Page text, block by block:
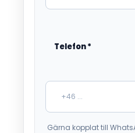
Telefon*
Gärna kopplat till